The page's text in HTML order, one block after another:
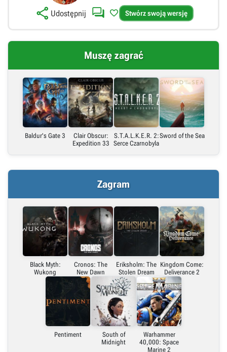
 Udostępnij
Embed (iframe)
X (Twitter)
Link do grafiki pionowej
  Stwórz swoją wersję
Muszę zagrać
Baldur's Gate 3
Clair Obscur:
Expedition 33
S.T.A.L.K.E.R. 2:
Serce Czarnobyla
Sword of the Sea
Zagram
Black Myth:
Wukong
Cronos: The
New Dawn
Eriksholm: The
Stolen Dream
Kingdom Come:
Deliverance 2
Pentiment
South of
Midnight
Warhammer
40,000: Space
Marine 2